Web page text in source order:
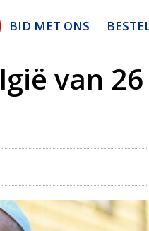
BID MET ONS
van